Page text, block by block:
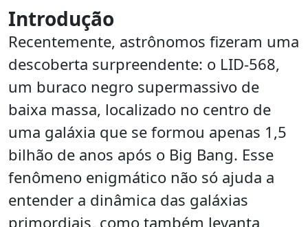
Introdução
Recentemente, astrônomos fizeram uma
descoberta surpreendente: o LID-568,
um buraco negro supermassivo de
baixa massa, localizado no centro de
uma galáxia que se formou apenas 1,5
bilhão de anos após o Big Bang. Esse
fenômeno enigmático não só ajuda a
entender a dinâmica das galáxias
primordiais, como também levanta